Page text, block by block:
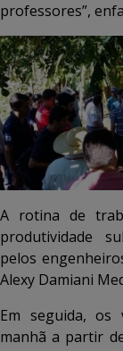
professores”,
A rotina de
produtividade
pelos
Alexy Damiani
Em seguida, os
manhã a partir